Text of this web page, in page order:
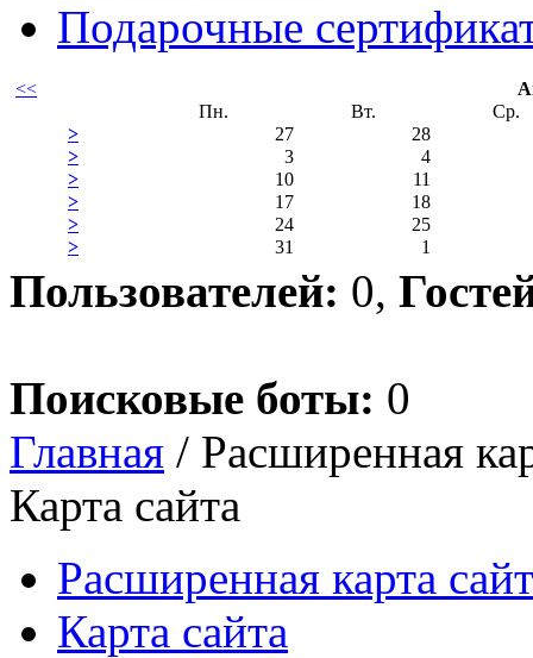
Подарочные
<<
Пн.
Вт.
Ср.
>
27
28
>
3
4
>
10
11
>
17
18
>
24
25
>
31 1
Пользователей: 0,
Поисковые боты: 0
Главная / Расширенная
Карта сайта
Расширенная карта
Карта сайта